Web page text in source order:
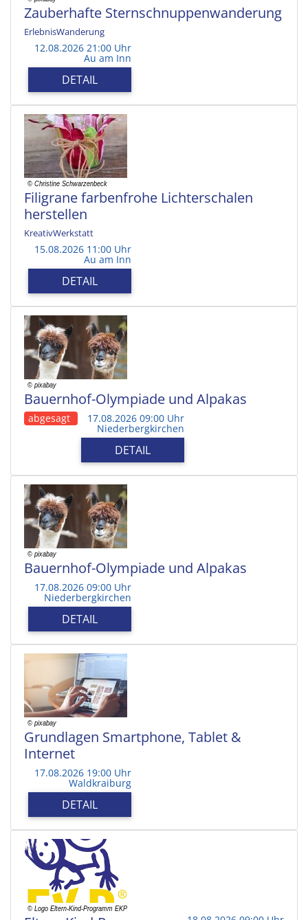
Zauberhafte Sternschnuppenwanderung
ErlebnisWanderung
12.08.2026 21:00 Uhr
Au am Inn
DETAIL
Filigrane farbenfrohe Lichterschalen
herstellen
KreativWerkstatt
15.08.2026 11:00 Uhr
Au am Inn
DETAIL
Bauernhof-Olympiade und Alpakas
abgesagt 17.08.2026 09:00 Uhr
Niederbergkirchen
DETAIL
Bauernhof-Olympiade und Alpakas
17.08.2026 09:00 Uhr
Niederbergkirchen
DETAIL
Grundlagen Smartphone, Tablet &
Internet
17.08.2026 19:00 Uhr
Waldkraiburg
DETAIL